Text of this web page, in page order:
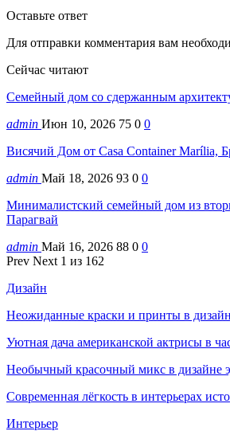
Оставьте ответ
Для отправки комментария вам
Сейчас читают
Семейный дом со сдержанным
admin Июн 10, 2026 75 0 0
Висячий Дом от Casa Container Marília,
admin Май 18, 2026 93 0 0
Минималистский семейный дом из
Парагвай
admin Май 16, 2026 88 0 0
Prev Next 1 из 162
Дизайн
Неожиданные краски и принты в
Уютная дача американской актрисы в
Необычный красочный микс в дизайне
Современная лёгкость в интерьерах
Интерьер